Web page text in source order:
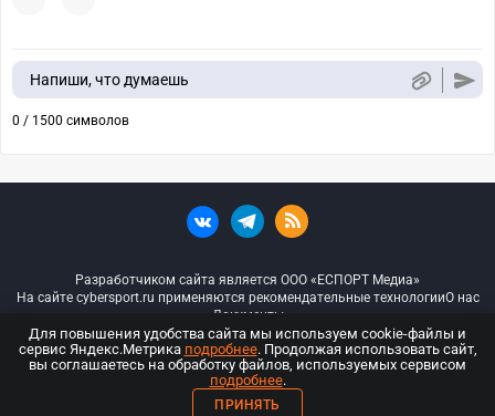
Напиши, что думаешь
0 / 1500 символов
Разработчиком сайта является ООО «ЕСПОРТ Медиа»
На сайте cybersport.ru применяются рекомендательные технологииО нас
Документы
© ООО «Киберспорт.ру» — Все права защищены
18+
Для повышения удобства сайта мы используем cookie-файлы и
сервис Яндекс.Метрика подробнее. Продолжая использовать сайт,
вы соглашаетесь на обработку файлов, используемых сервисом
подробнее.
ПРИНЯТЬ